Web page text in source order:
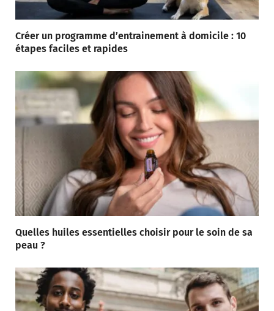
Créer un programme d’entrainement à domicile : 10
étapes faciles et rapides
Quelles huiles essentielles choisir pour le soin de sa
peau ?